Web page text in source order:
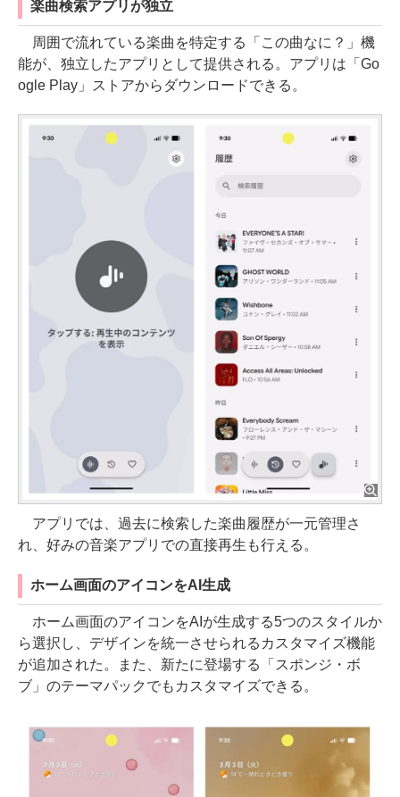
楽曲検索アプリが独立
周囲で流れている楽曲を特定する「この曲なに？」機
能が、独立したアプリとして提供される。アプリは「Go
ogle Play」ストアからダウンロードできる。
アプリでは、過去に検索した楽曲履歴が一元管理さ
れ、好みの音楽アプリでの直接再生も行える。
ホーム画面のアイコンをAI生成
ホーム画面のアイコンをAIが生成する5つのスタイルか
ら選択し、デザインを統一させられるカスタマイズ機能
が追加された。また、新たに登場する「スポンジ・ボ
ブ」のテーマパックでもカスタマイズできる。